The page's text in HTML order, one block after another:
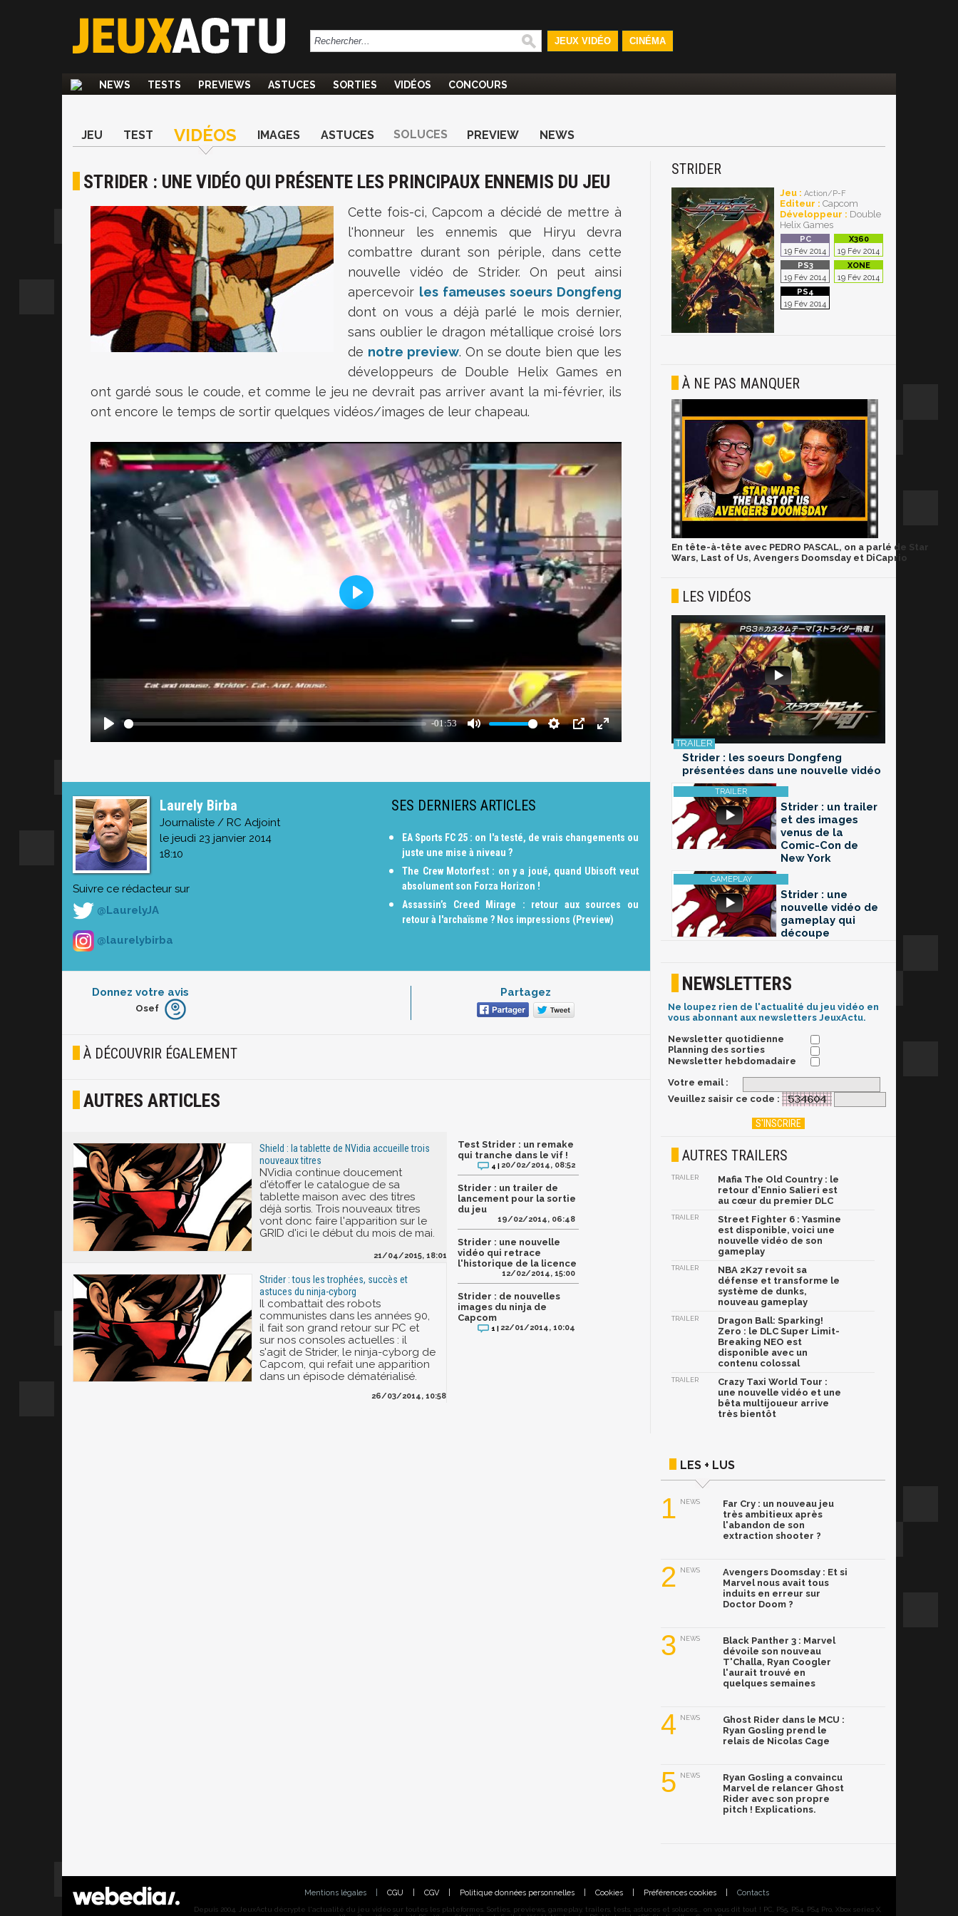
JEUX VIDÉO CINÉMA
NEWS TESTS PREVIEWS ASTUCES SORTIES VIDÉOS CONCOURS
JEU TEST VIDÉOS IMAGES ASTUCES SOLUCES PREVIEW NEWS
STRIDER : UNE VIDÉO QUI PRÉSENTE LES PRINCIPAUX ENNEMIS DU JEU
Cette fois-ci, Capcom a décidé de mettre à
l'honneur les ennemis que Hiryu devra
combattre durant son périple, dans cette
nouvelle vidéo de Strider. On peut ainsi
apercevoir les fameuses soeurs Dongfeng
dont on vous a déjà parlé le mois dernier,
sans oublier le dragon métallique croisé lors
de notre preview. On se doute bien que les
développeurs de Double Helix Games en
ont gardé sous le coude, et comme le jeu ne devrait pas arriver avant la mi-février, ils
ont encore le temps de sortir quelques vidéos/images de leur chapeau.
Laurely Birba
Journaliste / RC Adjoint
le jeudi 23 janvier 2014
18:10
Suivre ce rédacteur sur
@LaurelyJA
@laurelybirba
SES DERNIERS ARTICLES
EA Sports FC 25 : on l'a testé, de vrais changements ou
juste une mise à niveau ?
The Crew Motorfest : on y a joué, quand Ubisoft veut
absolument son Forza Horizon !
Assassin’s Creed Mirage : retour aux sources ou
retour à l'archaïsme ? Nos impressions (Preview)
Donnez votre avis
Furieux
Joyeux
Osef
Partagez
À DÉCOUVRIR ÉGALEMENT
AUTRES ARTICLES
Shield : la tablette de NVidia accueille trois
nouveaux titres
NVidia continue doucement
d'étoffer le catalogue de sa
tablette maison avec des titres
déjà sortis. Trois nouveaux titres
vont donc faire l'apparition sur le
GRID d'ici le début du mois de mai.
21/04/2015, 18:01
Strider : tous les trophées, succès et
astuces du ninja-cyborg
Il combattait des robots
communistes dans les années 90,
il fait son grand retour sur PC et
sur nos consoles actuelles : il
s'agit de Strider, le ninja-cyborg de
Capcom, qui refait une apparition
dans un épisode dématérialisé.
26/03/2014, 10:58
Test Strider : un remake
qui tranche dans le vif !
4 | 20/02/2014, 08:52
Strider : un trailer de
lancement pour la sortie
du jeu
19/02/2014, 06:48
Strider : une nouvelle
vidéo qui retrace
l'historique de la licence
12/02/2014, 15:00
Strider : de nouvelles
images du ninja de
Capcom
1 | 22/01/2014, 10:04
STRIDER
Jeu : Action/P-F
Editeur : Capcom
Développeur : Double
Helix Games
19 Fév 2014 19 Fév 2014
19 Fév 2014 19 Fév 2014
19 Fév 2014
À NE PAS MANQUER
En tête-à-tête avec PEDRO PASCAL, on a parlé de Star
Wars, Last of Us, Avengers Doomsday et DiCaprio
LES VIDÉOS
Strider : les soeurs Dongfeng
présentées dans une nouvelle vidéo
Strider : un trailer
et des images
venus de la
Comic-Con de
New York
Strider : une
nouvelle vidéo de
gameplay qui
découpe
NEWSLETTERS
Ne loupez rien de l'actualité du jeu vidéo en
vous abonnant aux newsletters JeuxActu.
Newsletter quotidienne
Planning des sorties
Newsletter hebdomadaire
Votre email :
Veuillez saisir ce code :
AUTRES TRAILERS
TRAILER
Mafia The Old Country : le
retour d'Ennio Salieri est
au cœur du premier DLC
TRAILER
Street Fighter 6 : Yasmine
est disponible, voici une
nouvelle vidéo de son
gameplay
TRAILER
NBA 2K27 revoit sa
défense et transforme le
système de dunks,
nouveau gameplay
TRAILER
Dragon Ball: Sparking!
Zero : le DLC Super Limit-
Breaking NEO est
disponible avec un
contenu colossal
TRAILER
Crazy Taxi World Tour :
une nouvelle vidéo et une
bêta multijoueur arrive
très bientôt
LES + LUS
1 NEWS
Far Cry : un nouveau jeu
très ambitieux après
l'abandon de son
extraction shooter ?
2 NEWS
Avengers Doomsday : Et si
Marvel nous avait tous
induits en erreur sur
Doctor Doom ?
3 NEWS
Black Panther 3 : Marvel
dévoile son nouveau
T'Challa, Ryan Coogler
l'aurait trouvé en
quelques semaines
4 NEWS
Ghost Rider dans le MCU :
Ryan Gosling prend le
relais de Nicolas Cage
5 NEWS
Ryan Gosling a convaincu
Marvel de relancer Ghost
Rider avec son propre
pitch ! Explications.
Mentions légales CGU CGV Politique données personnelles Cookies Préférences cookies Contacts
Depuis 2004, JeuxActu décrypte l'actualité du jeu vidéo sur toutes les plateformes. Sorties, previews, gameplay, trailers, tests, astuces et soluces... on vous dit tout ! PC, PS5, PS4, PS4 Pro, Xbox series X,